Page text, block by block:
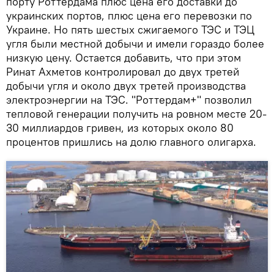
украинских портов, плюс цена его перевозки по
Украине. Но пять шестых сжигаемого ТЭС и ТЭЦ
угля были местной добычи и имели гораздо более
низкую цену. Остается добавить, что при этом
Ринат Ахметов контролировал до двух третей
добычи угля и около двух третей производства
электроэнергии на ТЭС. "Роттердам+" позволил
тепловой генерации получить на ровном месте 20-
30 миллиардов гривен, из которых около 80
процентов пришлись на долю главного олигарха.